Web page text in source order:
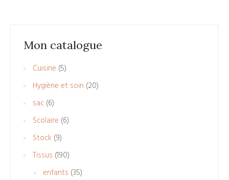
Mon catalogue
Cuisine 55
produits
Hygiène et soin 2020
sac 66
produits
Scolaire 66
Stock 99
produits
Tissus 190190
produits
enfants 3535